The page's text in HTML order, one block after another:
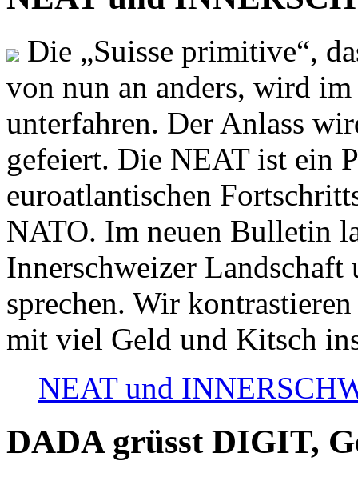
Die „Suisse primitive“,
von nun an anders, wird
unterfahren. Der Anlass
gefeiert. Die NEAT ist ein
euroatlantischen
NATO. Im neuen Bulletin
Innerschweizer
sprechen. Wir
mit viel Geld und Kitsch
NEAT und
DADA grüsst DIGIT,